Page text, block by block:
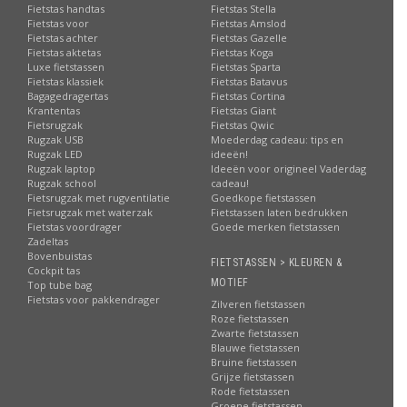
Fietstas handtas
Fietstas voor
Fietstas achter
Fietstas aktetas
Luxe fietstassen
Fietstas klassiek
Bagagedragertas
Krantentas
Fietsrugzak
Rugzak USB
Rugzak LED
Rugzak laptop
Rugzak school
Fietsrugzak met rugventilatie
Fietsrugzak met waterzak
Fietstas voordrager
Zadeltas
Bovenbuistas
Cockpit tas
Top tube bag
Fietstas voor pakkendrager
Fietstas Stella
Fietstas Amslod
Fietstas Gazelle
Fietstas Koga
Fietstas Sparta
Fietstas Batavus
Fietstas Cortina
Fietstas Giant
Fietstas Qwic
Moederdag cadeau: tips en
ideeën!
Ideeën voor origineel Vaderdag
cadeau!
Goedkope fietstassen
Fietstassen laten bedrukken
Goede merken fietstassen
FIETSTASSEN > KLEUREN &
MOTIEF
Zilveren fietstassen
Roze fietstassen
Zwarte fietstassen
Blauwe fietstassen
Bruine fietstassen
Grijze fietstassen
Rode fietstassen